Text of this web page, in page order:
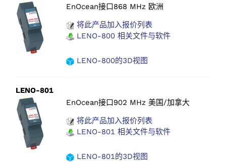
EnOcean接口868 MHz 欧洲
将此产品加入报价列表
LENO-800 相关文件与软件
LENO-800的3D视图
LENO-801
EnOcean接口902 MHz 美国/加拿大
将此产品加入报价列表
LENO-801 相关文件与软件
LENO-801的3D视图